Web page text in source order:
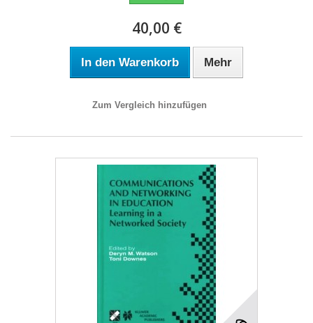
40,00 €
In den Warenkorb Mehr
Zum Vergleich hinzufügen